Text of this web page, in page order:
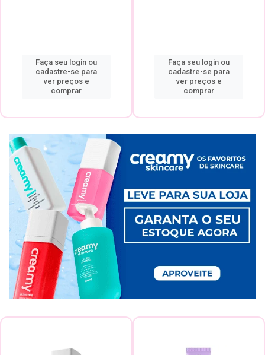
Faça seu login ou
cadastre-se para
ver preços e
comprar
Faça seu login ou
cadastre-se para
ver preços e
comprar